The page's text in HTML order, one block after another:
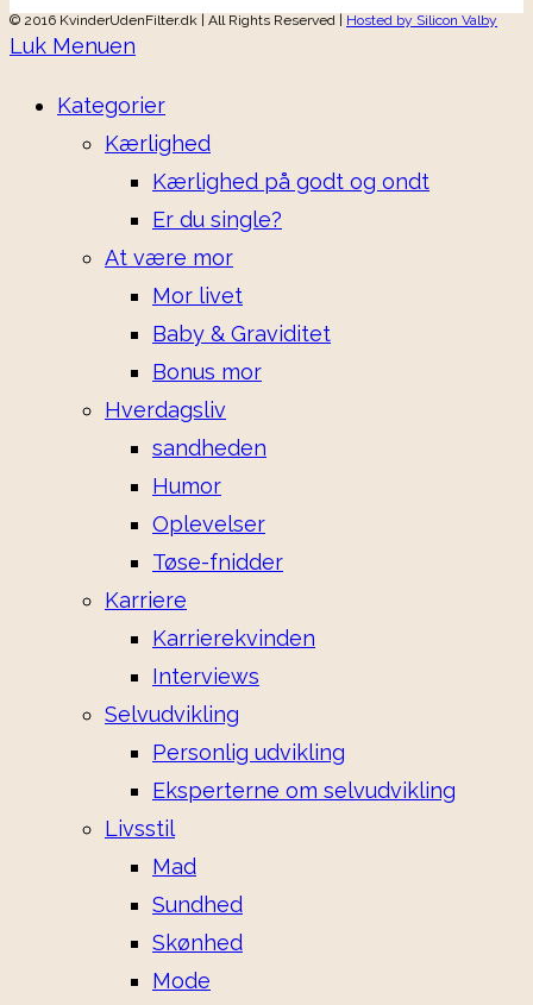
© 2016 KvinderUdenFilter.dk | All Rights Reserved | Hosted by Silicon Valby
Luk Menuen
Kategorier
Kærlighed
Kærlighed på godt og ondt
Er du single?
At være mor
Mor livet
Baby & Graviditet
Bonus mor
Hverdagsliv
sandheden
Humor
Oplevelser
Tøse-fnidder
Karriere
Karrierekvinden
Interviews
Selvudvikling
Personlig udvikling
Eksperterne om selvudvikling
Livsstil
Mad
Sundhed
Skønhed
Mode